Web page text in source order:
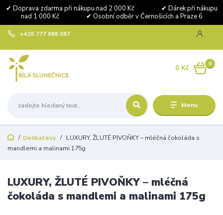
✔ Doprava zdarma při nákupu nad 2 000 Kč ✔ Dárek při nákupu
nad 1 000 Kč ✔ Osobní odběr v Černošicích a Praze 6
Menu
+420 777 986 087
0
0 Kč
Delikatesy
LUXURY, ŽLUTÉ PIVOŇKY – mléčná čokoláda s
mandlemi a malinami 175g
LUXURY, ŽLUTÉ PIVOŇKY – mléčná
čokoláda s mandlemi a malinami 175g